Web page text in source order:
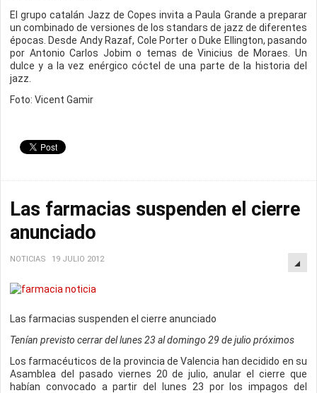
El grupo catalán Jazz de Copes invita a Paula Grande a preparar
un combinado de versiones de los standars de jazz de diferentes
épocas. Desde Andy Razaf, Cole Porter o Duke Ellington, pasando
por Antonio Carlos Jobim o temas de Vinicius de Moraes. Un
dulce y a la vez enérgico cóctel de una parte de la historia del
jazz.
Foto: Vicent Gamir
Las farmacias suspenden el cierre
anunciado
NOTICIAS 19 JULIO 2012
Las farmacias suspenden el cierre anunciado
Tenían previsto cerrar del lunes 23 al domingo 29 de julio próximos
Los farmacéuticos de la provincia de Valencia han decidido en su
Asamblea del pasado viernes 20 de julio, anular el cierre que
habían convocado a partir del lunes 23 por los impagos del